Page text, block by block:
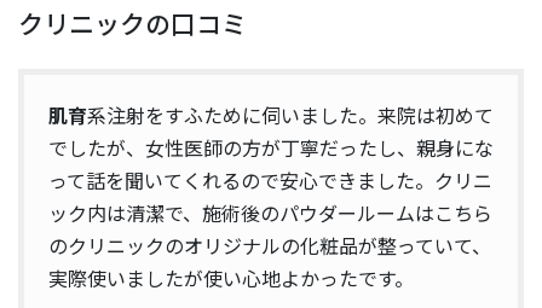
クリニックの口コミ
肌育系注射をすふために伺いました。来院は初めて
でしたが、女性医師の方が丁寧だったし、親身にな
って話を聞いてくれるので安心できました。クリニ
ック内は清潔で、施術後のパウダールームはこちら
のクリニックのオリジナルの化粧品が整っていて、
実際使いましたが使い心地よかったです。